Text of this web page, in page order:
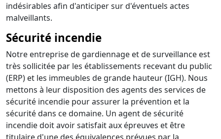
indésirables afin d'anticiper sur d'éventuels actes
malveillants.
Sécurité incendie
Notre entreprise de gardiennage et de surveillance est
très sollicitée par les établissements recevant du public
(ERP) et les immeubles de grande hauteur (IGH). Nous
mettons à leur disposition des agents des services de
sécurité incendie pour assurer la prévention et la
sécurité dans ce domaine. Un agent de sécurité
incendie doit avoir satisfait aux épreuves et être